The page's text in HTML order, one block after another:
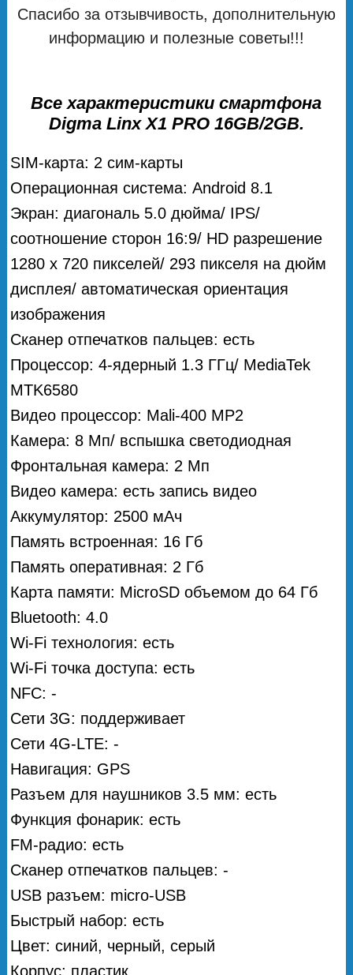
Спасибо за отзывчивость, дополнительную
информацию и полезные советы!!!
Все характеристики смартфона
Digma Linx X1 PRO 16GB/2GB.
SIM-карта: 2 сим-карты
Операционная система: Android 8.1
Экран: диагональ 5.0 дюйма/ IPS/
соотношение сторон 16:9/ HD разрешение
1280 x 720 пикселей/ 293 пикселя на дюйм
дисплея/ автоматическая ориентация
изображения
Сканер отпечатков пальцев: есть
Процессор: 4-ядерный 1.3 ГГц/ MediaTek
MTK6580
Видео процессор: Mali-400 MP2
Камера: 8 Мп/ вспышка светодиодная
Фронтальная камера: 2 Мп
Видео камера: есть запись видео
Аккумулятор: 2500 мAч
Память встроенная: 16 Гб
Память оперативная: 2 Гб
Карта памяти: MicroSD объемом до 64 Гб
Bluetooth: 4.0
Wi-Fi технология: есть
Wi-Fi точка доступа: есть
NFC: -
Сети 3G: поддерживает
Сети 4G-LTE: -
Навигация: GPS
Разъем для наушников 3.5 мм: есть
Функция фонарик: есть
FM-радио: есть
Сканер отпечатков пальцев: -
USB разъем: micro-USB
Быстрый набор: есть
Цвет: синий, черный, серый
Корпус: пластик